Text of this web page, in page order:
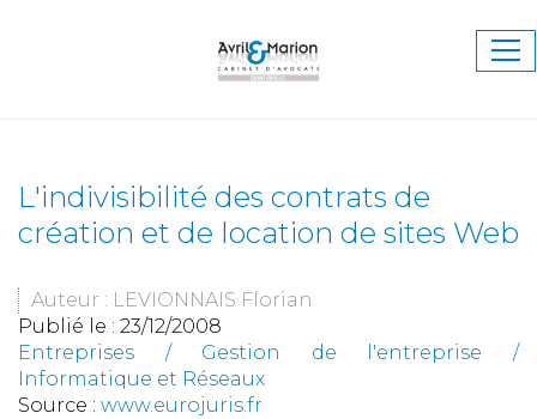
L'indivisibilité des contrats de
création et de location de sites Web
Auteur : LEVIONNAIS Florian
Publié le : 23/12/2008
Entreprises / Gestion de l'entreprise /
Informatique et Réseaux
Source : www.eurojuris.fr